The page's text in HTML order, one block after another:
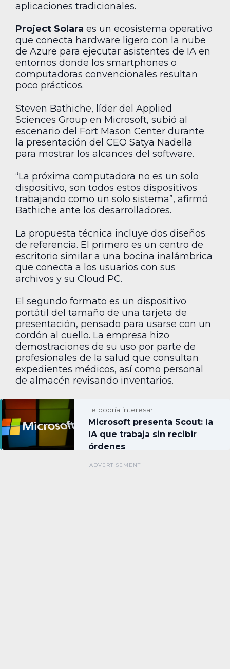
aplicaciones tradicionales.
Project Solara es un ecosistema operativo
que conecta hardware ligero con la nube
de Azure para ejecutar asistentes de IA en
entornos donde los smartphones o
computadoras convencionales resultan
poco prácticos.
Steven Bathiche, líder del Applied
Sciences Group en Microsoft, subió al
escenario del Fort Mason Center durante
la presentación del CEO Satya Nadella
para mostrar los alcances del software.
“La próxima computadora no es un solo
dispositivo, son todos estos dispositivos
trabajando como un solo sistema”, afirmó
Bathiche ante los desarrolladores.
La propuesta técnica incluye dos diseños
de referencia. El primero es un centro de
escritorio similar a una bocina inalámbrica
que conecta a los usuarios con sus
archivos y su Cloud PC.
El segundo formato es un dispositivo
portátil del tamaño de una tarjeta de
presentación, pensado para usarse con un
cordón al cuello. La empresa hizo
demostraciones de su uso por parte de
profesionales de la salud que consultan
expedientes médicos, así como personal
de almacén revisando inventarios.
Te podría interesar:
Microsoft presenta Scout: la
IA que trabaja sin recibir
órdenes